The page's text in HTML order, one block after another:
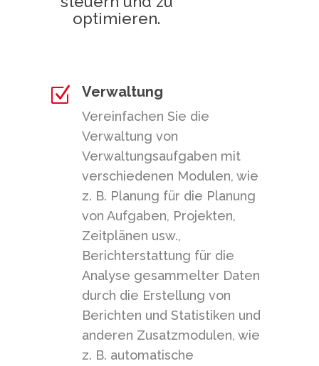
optimieren.
Z Verwaltung
Vereinfachen Sie die
Verwaltung von
Verwaltungsaufgaben mit
verschiedenen Modulen, wie
z. B. Planung für die Planung
von Aufgaben, Projekten,
Zeitplänen usw.,
Berichterstattung für die
Analyse gesammelter Daten
durch die Erstellung von
Berichten und Statistiken und
anderen Zusatzmodulen, wie
z. B. automatische